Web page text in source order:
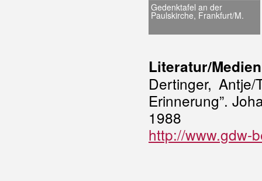
Gedenktafel an der
Paulskirche, Frankfurt/M.
Literatur/Medien
Dertinger,
Erinnerung”.
1988
http://www.gdw-